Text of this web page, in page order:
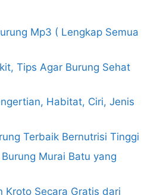
Mp3 ( Lengkap Semua
Tips Agar Burung Sehat
Habitat, Ciri, Jenis
Terbaik Bernutrisi Tinggi
Murai Batu yang
Kroto Secara Gratis dari